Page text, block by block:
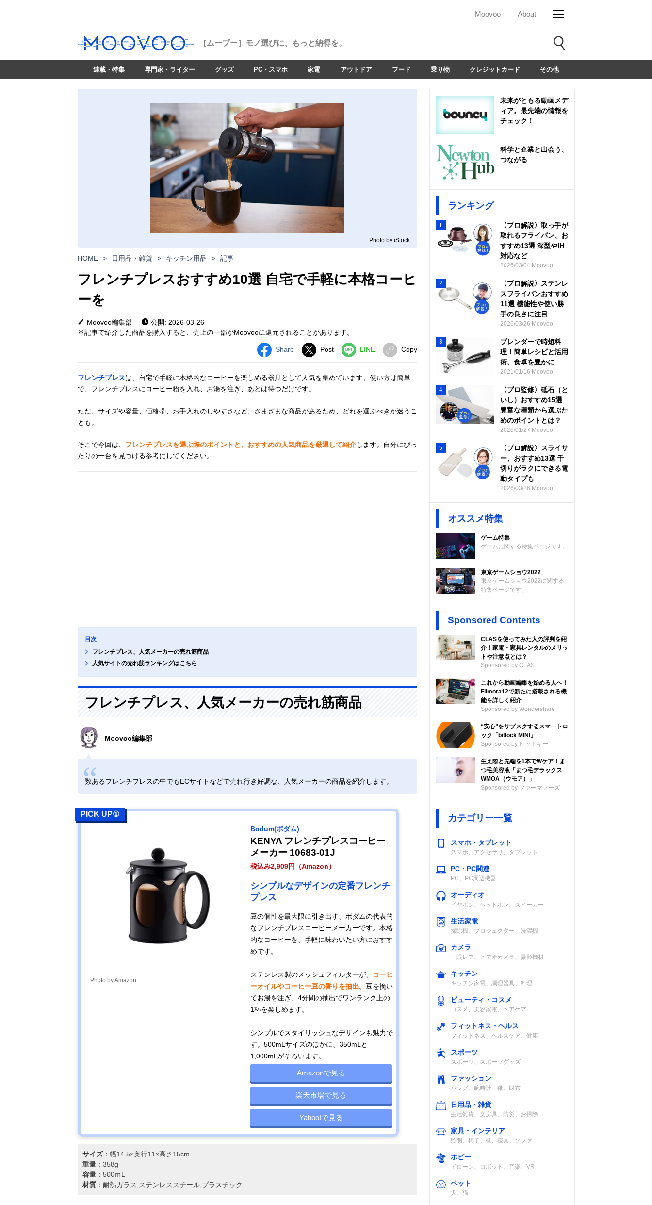
Moovoo About
［ムーブー］ モノ選びに、もっと納得を。
連載・特集 専門家・ライター グッズ PC・スマホ 家電 アウトドア フード 乗り物 クレジットカード その他
Photo by iStock
HOME > 日用品・雑貨 > キッチン用品 > 記事
フレンチプレスおすすめ10選 自宅で手軽に本格コーヒ
ーを
Moovoo編集部
公開: 2026-03-26
※記事で紹介した商品を購入すると、売上の一部がMoovooに還元されることがあります。
Share Post LINE Copy
フレンチプレスは、自宅で手軽に本格的なコーヒーを楽しめる器具として人気を集めています。使い方は簡単
で、フレンチプレスにコーヒー粉を入れ、お湯を注ぎ、あとは待つだけです。
ただ、サイズや容量、価格帯、お手入れのしやすさなど、さまざまな商品があるため、どれを選ぶべきか迷うこ
とも。
そこで今回は、 フレンチプレスを選ぶ際のポイントと、おすすめの人気商品を厳選して紹介します。自分にぴっ
たりの一台を見つける参考にしてください。
目次
フレンチプレス、人気メーカーの売れ筋商品
人気サイトの売れ筋ランキングはこちら
フレンチプレス、人気メーカーの売れ筋商品
Moovoo編集部
数あるフレンチプレスの中でもECサイトなどで売れ行き好調な、人気メーカーの商品を紹介します。
PICK UP①
Photo by Amazon
‎Bodum(ボダム)
KENYA フレンチプレスコーヒー
メーカー 10683-01J
税込み2,909円（Amazon）
シンプルなデザインの定番フレンチ
プレス
豆の個性を最大限に引き出す、ボダムの代表的
なフレンチプレスコーヒーメーカーです。本格
的なコーヒーを、手軽に味わいたい方におすす
めです。
ステンレス製のメッシュフィルターが、
コーヒ
ーオイルやコーヒー豆の香りを抽出。豆を挽い
てお湯を注ぎ、4分間の抽出でワンランク上の
1杯を楽しめます。
シンプルでスタイリッシュなデザインも魅力で
す。500mLサイズのほかに、350mLと
1,000mLがそろいます。
Amazonで見る
楽天市場で見る
Yahoo!で見る
サイズ：幅14.5×奥行11×高さ15cm
重量：358g
容量：500ｍL
材質：耐熱ガラス,ステンレススチール,プラスチック
未来がともる動画メデ
ィア。最先端の情報を
チェック！
科学と企業と出会う、
つながる
ランキング
1
〈プロ解説〉取っ手が
取れるフライパン、お
すすめ13選 深型やIH
対応など
2026/03/04 Moovoo
2
〈プロ解説〉ステンレ
スフライパンおすすめ
11選 機能性や使い勝
手の良さに注目
2026/03/26 Moovoo
3
ブレンダーで時短料
理！簡単レシピと活用
術、食卓を豊かに
2021/01/16 Moovoo
4
〈プロ監修〉砥石（と
いし）おすすめ15選
豊富な種類から選ぶた
めのポイントとは？
2026/01/27 Moovoo
5
〈プロ解説〉スライサ
ー、おすすめ13選 千
切りがラクにできる電
動タイプも
2026/03/26 Moovoo
オススメ特集
ゲーム特集
ゲームに関する特集ページです。
東京ゲームショウ2022
東京ゲームショウ2022に関する
特集ページです。
Sponsored Contents
CLASを使ってみた人の評判を紹
介！家電・家具レンタルのメリッ
トや注意点とは？
Sponsored by CLAS
これから動画編集を始める人へ！
Filmora12で新たに搭載される機
能を詳しく紹介
Sponsored by Wondershare
“安心”をサブスクするスマートロ
ック「bitlock MINI」
Sponsored by ビットキー
生え際と先端を1本でWケア！ま
つ毛美容液「まつ毛デラックス
WMOA（ウモア）」
Sponsored by ファーマフーズ
カテゴリー一覧
スマホ・タブレット
スマホ、アクセサリ、タブレット
PC・PC関連
PC、PC周辺機器
オーディオ
イヤホン、ヘッドホン、スピーカー
生活家電
掃除機、プロジェクター、洗濯機
カメラ
一眼レフ、ビデオカメラ、撮影機材
キッチン
キッチン家電、調理器具、料理
ビューティ・コスメ
コスメ、美容家電、ヘアケア
フィットネス・ヘルス
フィットネス、ヘルスケア、健康
スポーツ
スポーツ、スポーツグッズ
ファッション
バッグ、腕時計、靴、財布
日用品・雑貨
生活雑貨、文房具、防災、お掃除
家具・インテリア
照明、椅子、机、寝具、ソファ
ホビー
ドローン、ロボット、音楽、VR
ペット
犬、猫